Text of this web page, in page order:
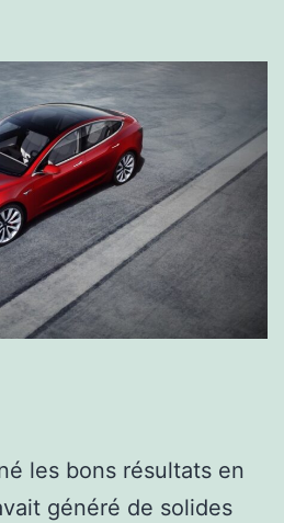
les bons résultats en
généré de solides